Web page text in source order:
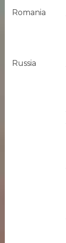
Romania
Russia